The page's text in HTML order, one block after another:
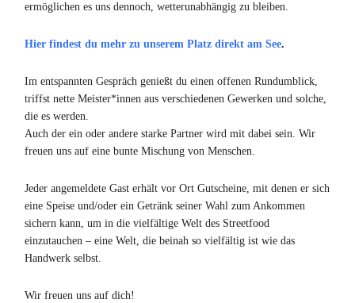
ermöglichen es uns dennoch, wetterunabhängig zu bleiben.
Hier findest du mehr zu unserem Platz direkt am See.
Im entspannten Gespräch genießt du einen offenen Rundumblick,
triffst nette Meister*innen aus verschiedenen Gewerken und solche,
die es werden.
Auch der ein oder andere starke Partner wird mit dabei sein. Wir
freuen uns auf eine bunte Mischung von Menschen.
Jeder angemeldete Gast erhält vor Ort Gutscheine, mit denen er sich
eine Speise und/oder ein Getränk seiner Wahl zum Ankommen
sichern kann, um in die vielfältige Welt des Streetfood
einzutauchen – eine Welt, die beinah so vielfältig ist wie das
Handwerk selbst.
Wir freuen uns auf dich!